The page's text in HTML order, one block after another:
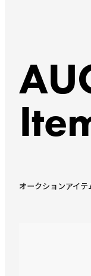
オークションアイテ